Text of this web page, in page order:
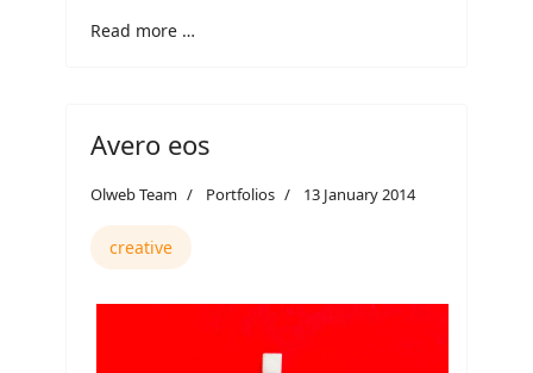
Read more …
Avero eos
Olweb Team Portfolios 13 January 2014
creative